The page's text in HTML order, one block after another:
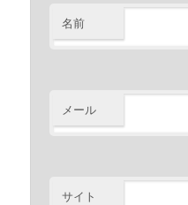
名前
メール
サイト